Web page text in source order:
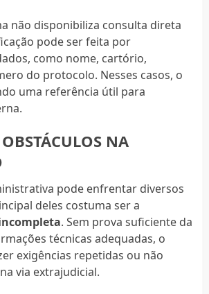
não disponibiliza consulta direta
pode ser feita por
como nome, cartório,
do protocolo. Nesses casos, o
uma referência útil para
NA
pode enfrentar diversos
deles costuma ser a
. Sem prova suficiente da
técnicas adequadas, o
exigências repetidas ou não
via extrajudicial.